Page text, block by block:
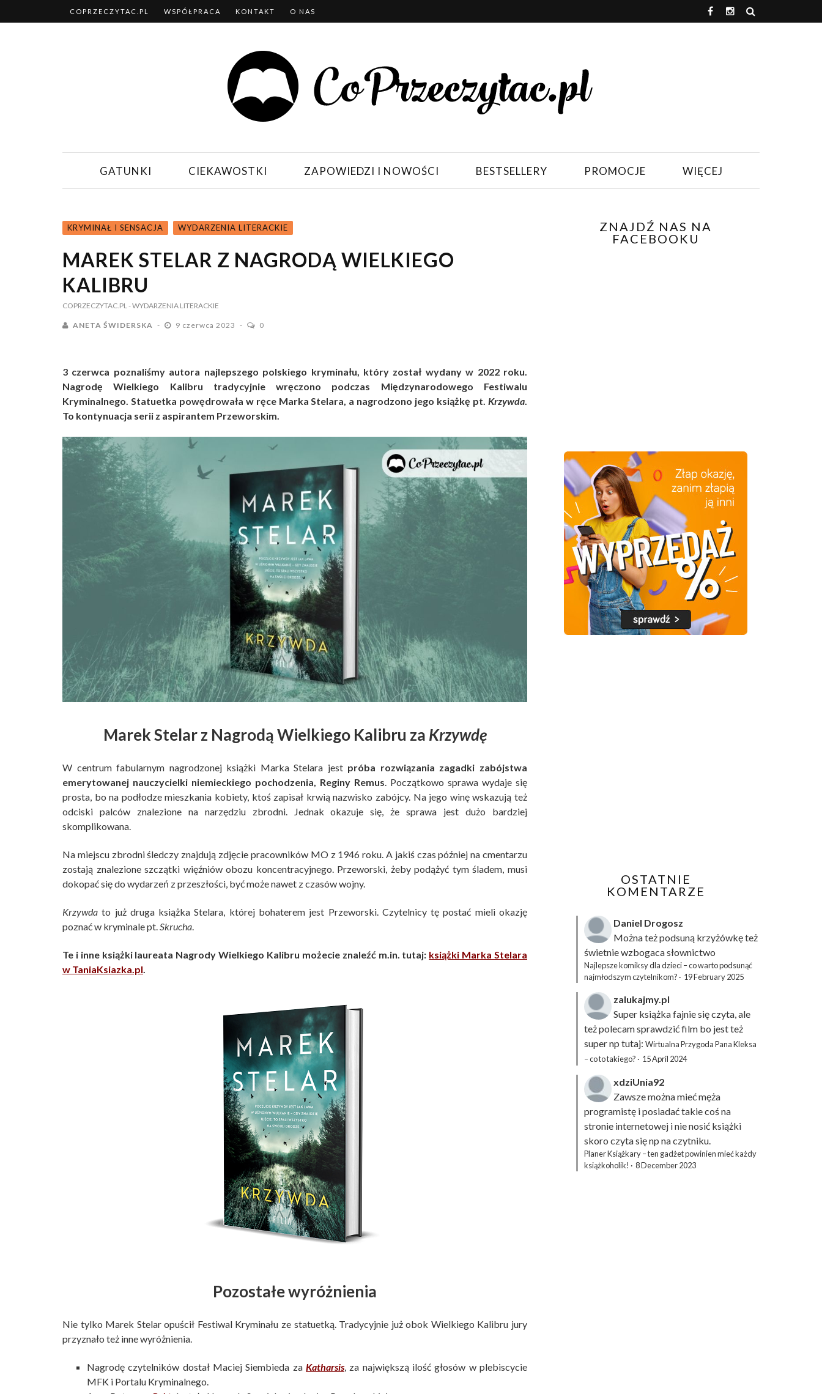
COPRZECZYTAC.PL WSPÓŁPRACA KONTAKT O NAS
GATUNKI CIEKAWOSTKI ZAPOWIEDZI I NOWOŚCI BESTSELLERY PROMOCJE WIĘCEJ
KRYMINAŁ I SENSACJA WYDARZENIA LITERACKIE
MAREK STELAR Z NAGRODĄ WIELKIEGO
KALIBRU
COPRZECZYTAC.PL- WYDARZENIA LITERACKIE
ANETA ŚWIDERSKA 9 czerwca 2023 0
3 czerwca poznaliśmy autora najlepszego polskiego kryminału, który został wydany w 2022 roku.
Nagrodę Wielkiego Kalibru tradycyjnie wręczono podczas Międzynarodowego Festiwalu
Kryminalnego. Statuetka powędrowała w ręce Marka Stelara, a nagrodzono jego książkę pt. Krzywda.
To kontynuacja serii z aspirantem Przeworskim.
Marek Stelar z Nagrodą Wielkiego Kalibru za Krzywdę
W centrum fabularnym nagrodzonej książki Marka Stelara jest próba rozwiązania zagadki zabójstwa
emerytowanej nauczycielki niemieckiego pochodzenia, Reginy Remus. Początkowo sprawa wydaje się
prosta, bo na podłodze mieszkania kobiety, ktoś zapisał krwią nazwisko zabójcy. Na jego winę wskazują też
odciski palców znalezione na narzędziu zbrodni. Jednak okazuje się, że sprawa jest dużo bardziej
skomplikowana.
Na miejscu zbrodni śledczy znajdują zdjęcie pracowników MO z 1946 roku. A jakiś czas później na cmentarzu
zostają znalezione szczątki więźniów obozu koncentracyjnego. Przeworski, żeby podążyć tym śladem, musi
dokopać się do wydarzeń z przeszłości, być może nawet z czasów wojny.
Krzywda to już druga książka Stelara, której bohaterem jest Przeworski. Czytelnicy tę postać mieli okazję
poznać w kryminale pt.Skrucha.
Te i inne książki laureata Nagrody Wielkiego Kalibru możecie znaleźć m.in. tutaj: książki Marka Stelara
w TaniaKsiazka.pl.
Pozostałe wyróżnienia
Nie tylko Marek Stelar opuścił Festiwal Kryminału ze statuetką. Tradycyjnie już obok Wielkiego Kalibru jury
przyznało też inne wyróżnienia.
Nagrodę czytelników dostał Maciej Siembieda za Katharsis, za największą ilość głosów w plebiscycie
MFK i Portalu Kryminalnego.
ZNAJDŹ NAS NA
FACEBOOKU
OSTATNIE
KOMENTARZE
Daniel Drogosz
Można też podsuną krzyżówkęteż
świetnie wzbogaca słownictwo
Najlepsze komiksy dla dzieci – co warto podsunąć
najmłodszym czytelnikom? · 19 February 2025
zalukajmy.pl
Super książka fajnie się czyta, ale
też polecam sprawdzić film bo jest też
super np tutaj: Wirtualna Przygoda Pana Kleksa
– co to takiego? · 15 April 2024
xdziUnia92
Zawsze można mieć męża
programistę i posiadać takie coś na
stronie internetowej i nie nosić książki
skoro czyta się np na czytniku.
Planer Książkary – ten gadżet powinien mieć każdy
książkoholik! · 8 December 2023